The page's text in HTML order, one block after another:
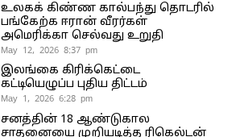
உலகக் கிண்ண கால்பந்து தொடரில்
பங்கேற்க ஈரான் வீரர்கள்
அமெரிக்கா செல்வது உறுதி
May 12, 2026 8:37 pm
இலங்கை கிரிக்கெட்டை
கட்டியெழுப்ப புதிய திட்டம்
May 1, 2026 6:28 pm
சனத்தின் 18 ஆண்டுகால
சாதனையை முறியடித்த ரிகெல்டன்